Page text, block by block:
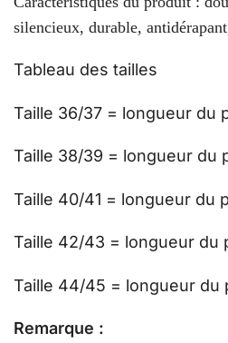
silencieux, durable,
Tableau des tailles
Taille 36/37 = longueur du
Taille 38/39 = longueur du
Taille 40/41 = longueur du
Taille 42/43 = longueur du
Taille 44/45 = longueur du
Remarque :